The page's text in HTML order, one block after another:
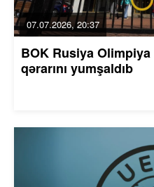
07.07.2026, 20:37
BOK Rusiya
qərarını yumşaldıb